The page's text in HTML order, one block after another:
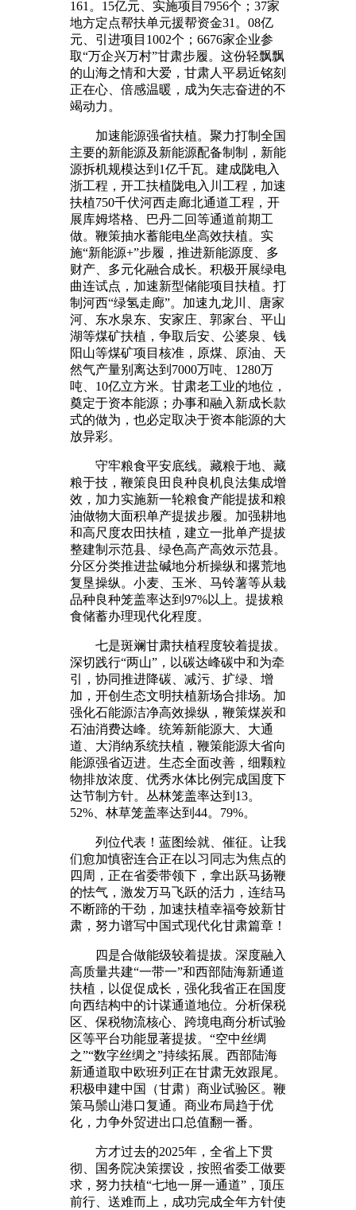
161。15亿元、实施项目7956个；37家
地方定点帮扶单元援帮资金31。08亿
元、引进项目1002个；6676家企业参
取“万企兴万村”甘肃步履。这份轻飘飘
的山海之情和大爱，甘肃人平易近铭刻
正在心、倍感温暖，成为矢志奋进的不
竭动力。
加速能源强省扶植。聚力打制全国
主要的新能源及新能源配备制制，新能
源拆机规模达到1亿千瓦。建成陇电入
浙工程，开工扶植陇电入川工程，加速
扶植750千伏河西走廊北通道工程，开
展库姆塔格、巴丹二回等通道前期工
做。鞭策抽水蓄能电坐高效扶植。实
施“新能源+”步履，推进新能源度、多
财产、多元化融合成长。积极开展绿电
曲连试点，加速新型储能项目扶植。打
制河西“绿氢走廊”。加速九龙川、唐家
河、东水泉东、安家庄、郭家台、平山
湖等煤矿扶植，争取后安、公婆泉、钱
阳山等煤矿项目核准，原煤、原油、天
然气产量别离达到7000万吨、1280万
吨、10亿立方米。甘肃老工业的地位，
奠定于资本能源；办事和融入新成长款
式的做为，也必定取决于资本能源的大
放异彩。
守牢粮食平安底线。藏粮于地、藏
粮于技，鞭策良田良种良机良法集成增
效，加力实施新一轮粮食产能提拔和粮
油做物大面积单产提拔步履。加强耕地
和高尺度农田扶植，建立一批单产提拔
整建制示范县、绿色高产高效示范县。
分区分类推进盐碱地分析操纵和撂荒地
复垦操纵。小麦、玉米、马铃薯等从栽
品种良种笼盖率达到97%以上。提拔粮
食储蓄办理现代化程度。
七是斑斓甘肃扶植程度较着提拔。
深切践行“两山”，以碳达峰碳中和为牵
引，协同推进降碳、减污、扩绿、增
加，开创生态文明扶植新场合排场。加
强化石能源洁净高效操纵，鞭策煤炭和
石油消费达峰。统筹新能源大、大通
道、大消纳系统扶植，鞭策能源大省向
能源强省迈进。生态全面改善，细颗粒
物排放浓度、优秀水体比例完成国度下
达节制方针。丛林笼盖率达到13。
52%、林草笼盖率达到44。79%。
列位代表！蓝图绘就、催征。让我
们愈加慎密连合正在以习同志为焦点的
四周，正在省委带领下，拿出跃马扬鞭
的怯气，激发万马飞跃的活力，连结马
不断蹄的干劲，加速扶植幸福夸姣新甘
肃，努力谱写中国式现代化甘肃篇章！
四是合做能级较着提拔。深度融入
高质量共建“一带一”和西部陆海新通道
扶植，以促促成长，强化我省正在国度
向西结构中的计谋通道地位。分析保税
区、保税物流核心、跨境电商分析试验
区等平台功能显著提拔。“空中丝绸
之”“数字丝绸之”持续拓展。西部陆海
新通道取中欧班列正在甘肃无效跟尾。
积极申建中国（甘肃）商业试验区。鞭
策马鬃山港口复通。商业布局趋于优
化，力争外贸进出口总值翻一番。
方才过去的2025年，全省上下贯
彻、国务院决策摆设，按照省委工做要
求，努力扶植“七地一屏一通道”，顶压
前行、送难而上，成功完成全年方针使